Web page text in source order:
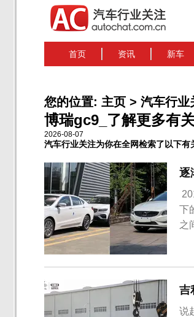
首页 资讯 新车
您的位置: 主页 > 汽车行业
博瑞gc9_了解更多有
2026-08-07
汽车行业关注为你在全网检索了以下有
逐
下
之
吉
说